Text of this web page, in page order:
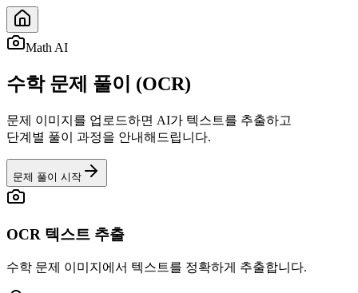
Math AI
수학 문제 풀이 (OCR)
문제 이미지를 업로드하면 AI가 텍스트를 추출하고
단계별 풀이 과정을 안내해드립니다.
문제 풀이 시작
OCR 텍스트 추출
수학 문제 이미지에서 텍스트를 정확하게 추출합니다.